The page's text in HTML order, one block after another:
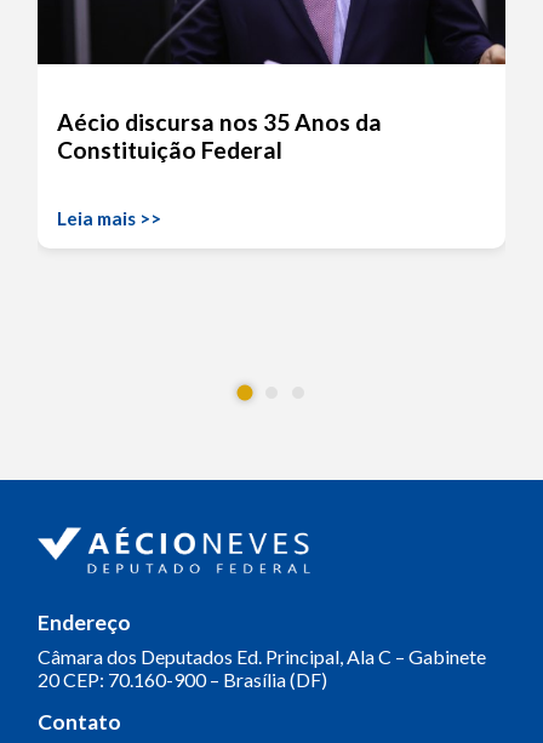
Aécio discursa nos 35 Anos da
Constituição Federal
Leia mais >>
Endereço
Câmara dos Deputados Ed. Principal, Ala C – Gabinete
20CEP: 70.160-900 – Brasília (DF)
Contato